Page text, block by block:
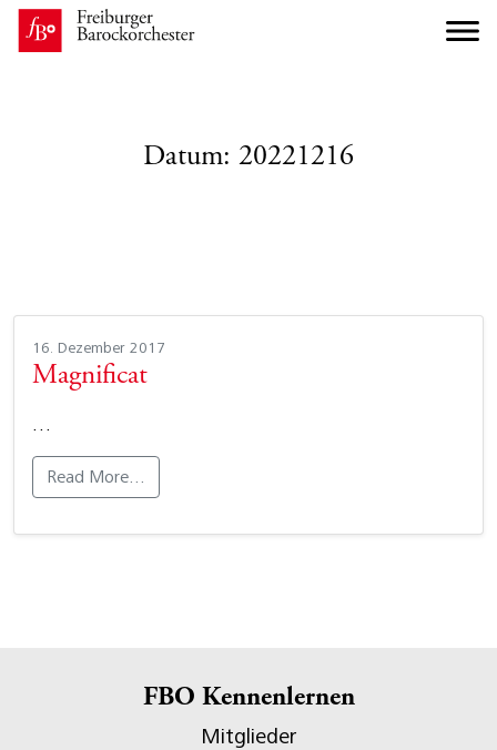
Datum: 20221216
16. Dezember 2017
Magnificat
…
Read More…
FBO Kennenlernen
Mitglieder